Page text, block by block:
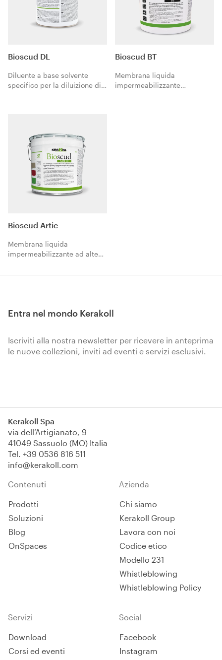
Bioscud DL
Diluente a base solvente
specifico per la diluizione di
Bioscud BT
Membrana liquida
impermeabilizzante
Bioscud Artic
Membrana liquida
impermeabilizzante ad alte
per tetti piani, manti
Idonea per il contenimento
Entra nel mondo Kerakoll
Iscriviti alla nostra newsletter per ricevere in anteprima
le nuove collezioni, inviti ad eventi e servizi esclusivi.
Kerakoll Spa
via dell’Artigianato, 9
41049 Sassuolo (MO) Italia
Tel. +39 0536 816 511
info@kerakoll.com
Contenuti
Prodotti
Soluzioni
Blog
OnSpaces
Azienda
Chi siamo
Kerakoll Group
Lavora con noi
Codice etico
Modello 231
Whistleblowing
Whistleblowing Policy
Servizi
Download
Corsi ed eventi
Social
Facebook
Instagram